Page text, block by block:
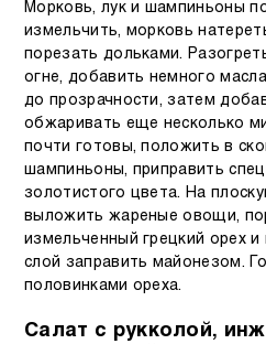
Морковь, лук и шампиньоны
измельчить, морковь
порезать дольками.
огне, добавить немного
до прозрачности, затем
обжаривать еще несколько
почти готовы, положить в
шампиньоны, приправить
золотистого цвета. На
выложить жареные овощи,
измельченный грецкий орех
слой заправить майонезом.
половинками ореха.
Салат с рукколой,